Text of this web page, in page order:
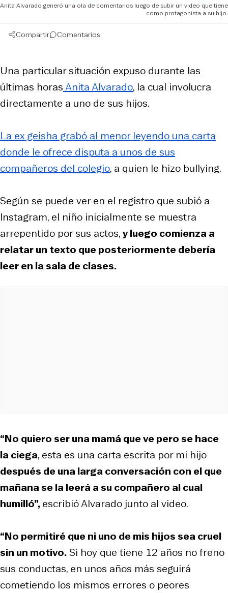
Anita Alvarado generó una ola de comentarios luego de subir un video que tiene
como protagonista a su hijo.
Compartir Comentarios
Una particular situación expuso durante las
últimas horasAnita Alvarado, la cual involucra
directamente a uno de sus hijos.
La ex geisha grabó al menor leyendo una carta
donde le ofrece disputa a unos de sus
compañeros del colegio, a quien le hizo bullying.
Según se puede ver en el registro que subió a
Instagram, el niño inicialmente se muestra
arrepentido por sus actos,y luego comienza a
relatar un texto que posteriormente debería
leer en la sala de clases.
“No quiero ser una mamá que ve pero se hace
la ciega, esta es una carta escrita por mi hijo
después de una larga conversación con el que
mañana se la leerá a su compañero al cual
humilló”,escribió Alvarado junto al video.
“No permitiré que ni uno de mis hijos sea cruel
sin un motivo.Si hoy que tiene 12 años no freno
sus conductas, en unos años más seguirá
cometiendo los mismos errores o peores